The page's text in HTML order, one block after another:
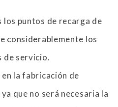
los puntos de recarga de
considerablemente los
de servicio.
la fabricación de
que no será necesaria la